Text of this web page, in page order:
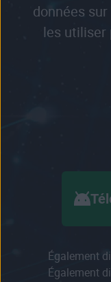
données
les utiliser
Également
Également